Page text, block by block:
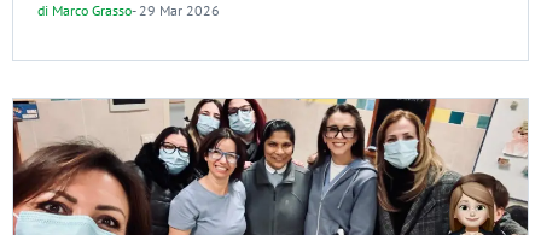
di Marco Grasso- 29 Mar 2026